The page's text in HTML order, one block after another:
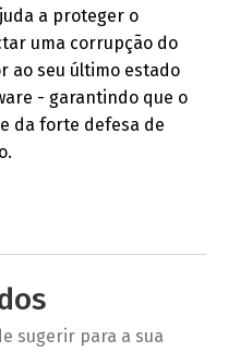
a proteger o
uma corrupção do
ao seu último estado
- garantindo que o
da forte defesa de
sugerir para a sua